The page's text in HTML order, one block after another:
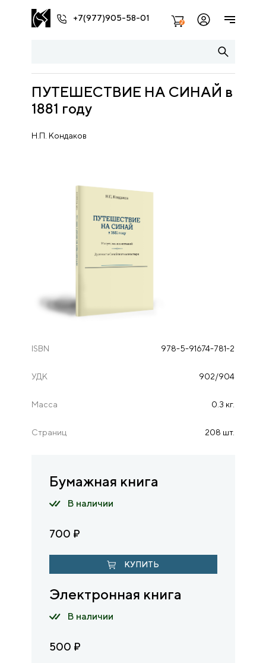
+7(977)905-58-01 2
ПУТЕШЕСТВИЕ НА СИНАЙ в
1881 году
Н.П. Кондаков
ISBN 978-5-91674-781-2
УДК 902/904
Масса 0.3 кг.
Страниц 208 шт.
Бумажная книга
В наличии
700 ₽
КУПИТЬ
Электронная книга
В наличии
500 ₽